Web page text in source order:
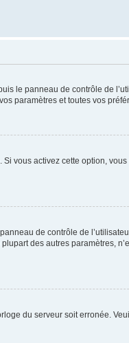
le panneau de contrôle de
paramètres et toutes vos
vous activez cette option,
de contrôle de
des autres paramètres,
du serveur soit erronée.